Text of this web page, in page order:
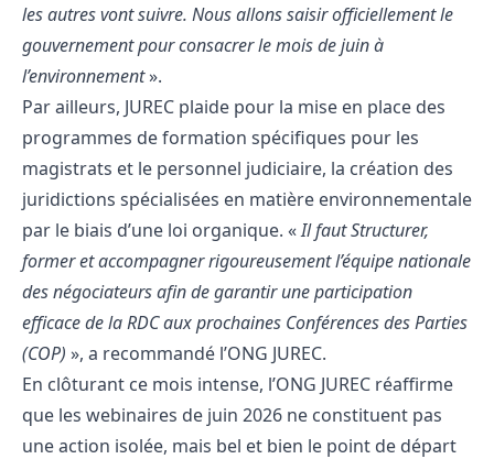
les autres vont suivre. Nous allons saisir officiellement le
gouvernement pour consacrer le mois de juin à
l’environnement».
Par ailleurs, JUREC plaide pour la mise en place des
programmes de formation spécifiques pour les
magistrats et le personnel judiciaire, la création des
juridictions spécialisées en matière environnementale
par le biais d’une loi organique. «Il faut Structurer,
former et accompagner rigoureusement l’équipe nationale
des négociateurs afin de garantir une participation
efficace de la RDC aux prochaines Conférences des Parties
(COP) », a recommandé l’ONG JUREC.
En clôturant ce mois intense, l’ONG JUREC réaffirme
que les webinaires de juin 2026 ne constituent pas
une action isolée, mais bel et bien le point de départ